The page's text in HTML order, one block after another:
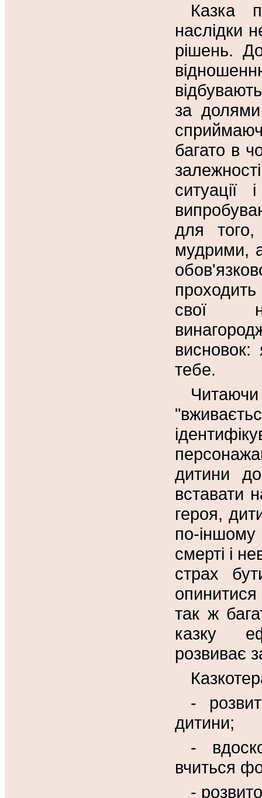
Казка
наслідки
рішень.
за долями
багато в
для
мудрими,
свої
висновок:
тебе.
дитини до
вставати
героя,
по-
смерті і
страх
так ж
казку
розвиває
-
дитини;
-
вчиться
-